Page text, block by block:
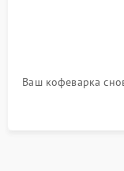
Ваш кофеварка